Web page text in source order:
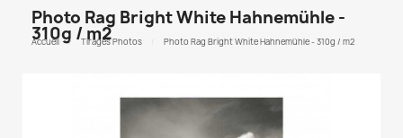
Photo Rag Bright White Hahnemühle -
310g / m2
Accueil Tirages Photos Photo Rag Bright White Hahnemühle - 310g / m2